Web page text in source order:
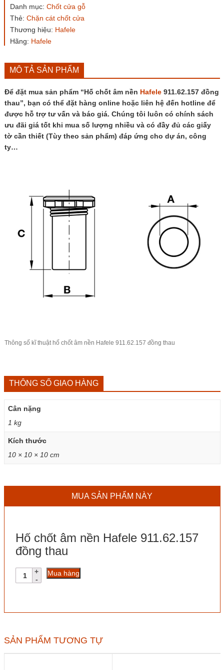
911.62.157
đồng
thau
số
lượng
Danh mục: Chốt cửa gỗ
Thẻ: Chặn cát chốt cửa
Thương hiệu: Hafele
Hãng: Hafele
MÔ TẢ SẢN PHẨM
Để đặt mua sản phẩm “Hố chốt âm nền Hafele911.62.157 đồng
thau”, bạn có thể đặt hàng online hoặc liên hệ đến hotline để
được hỗ trợ tư vấn và báo giá. Chúng tôi luôn có chính sách
ưu đãi giá tốt khi mua số lượng nhiều và có đầy đủ các giấy
tờ cần thiết (Tùy theo sản phẩm) đáp ứng cho dự án, công
ty…
Thông số kĩ thuật hố chốt âm nền Hafele 911.62.157 đồng thau
THÔNG SỐ GIAO HÀNG
Cân nặng
1 kg
Kích thước
10 × 10 × 10 cm
MUA SẢN PHẨM NÀY
Hố chốt âm nền Hafele 911.62.157
đồng thau
Hố
chốt
số
lượng
Mua hàng
SẢN PHẨM TƯƠNG TỰ